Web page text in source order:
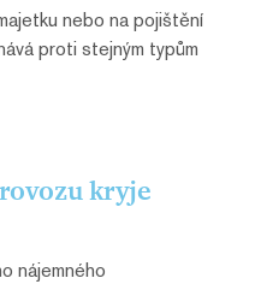
nebo na pojištění
proti stejným typům
kryje
nájemného